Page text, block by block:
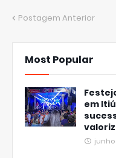
Postagem Anterior
Most Popular
em
junho